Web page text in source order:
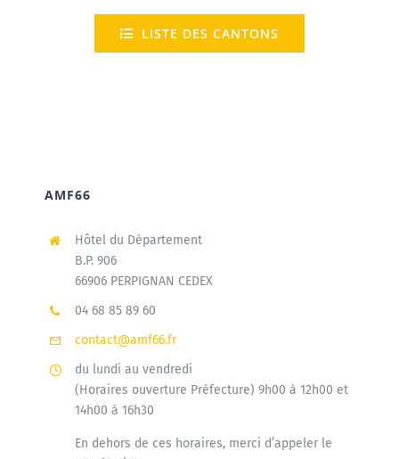
LISTE DES CANTONS
AMF66
Hôtel du Département
B.P. 906
66906 PERPIGNAN CEDEX
04 68 85 89 60
contact@amf66.fr
du lundi au vendredi
(Horaires ouverture Préfecture) 9h00 à 12h00 et
14h00 à 16h30
En dehors de ces horaires, merci d’appeler le